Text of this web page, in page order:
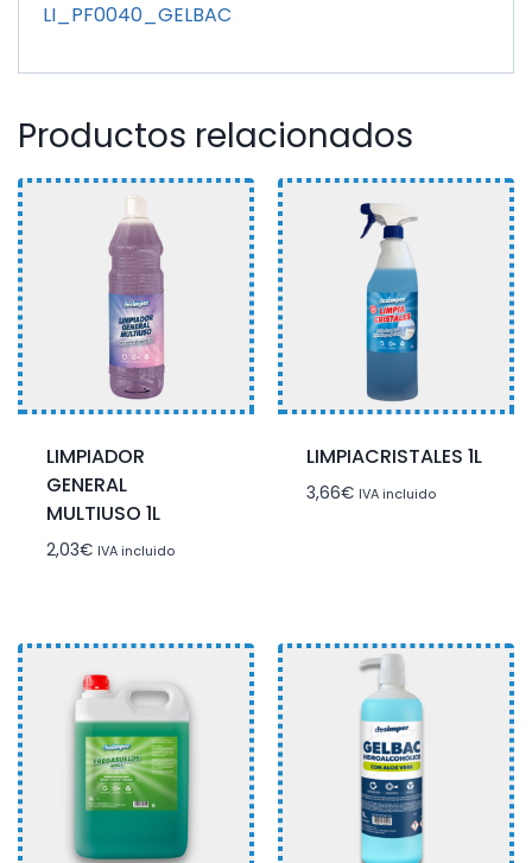
LI_PF0040_GELBAC
Productos relacionados
LIMPIADOR
GENERAL
MULTIUSO 1L
2,03€ IVA incluido
LIMPIACRISTALES 1L
3,66€ IVA incluido